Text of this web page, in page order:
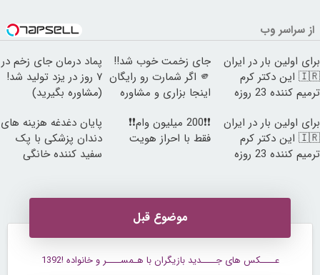
از سراسر وب
برای اولین بار در ایران
🇮🇷 این دکتر کرم
ترمیم کننده 23 روزه
جای زخمت خوب شد!!
🫵 اگر شمارت رو رایگان
اینجا بزاری و مشاوره
پماد درمان جای زخم در
۷ روز در یزد تولید شد!
(مشاوره بگیرید)
برای اولین بار در ایران
🇮🇷 این دکتر کرم
ترمیم کننده 23 روزه
❗❗200 میلیون وام❗❗
فقط با احراز هویت
پایان دغدغه هزینه های
دندان پزشکی با پک
سفید کننده خانگی
موضوع قبل
عــــکس های جــــدید بازیگران با هـمســــر و خانواده !1392